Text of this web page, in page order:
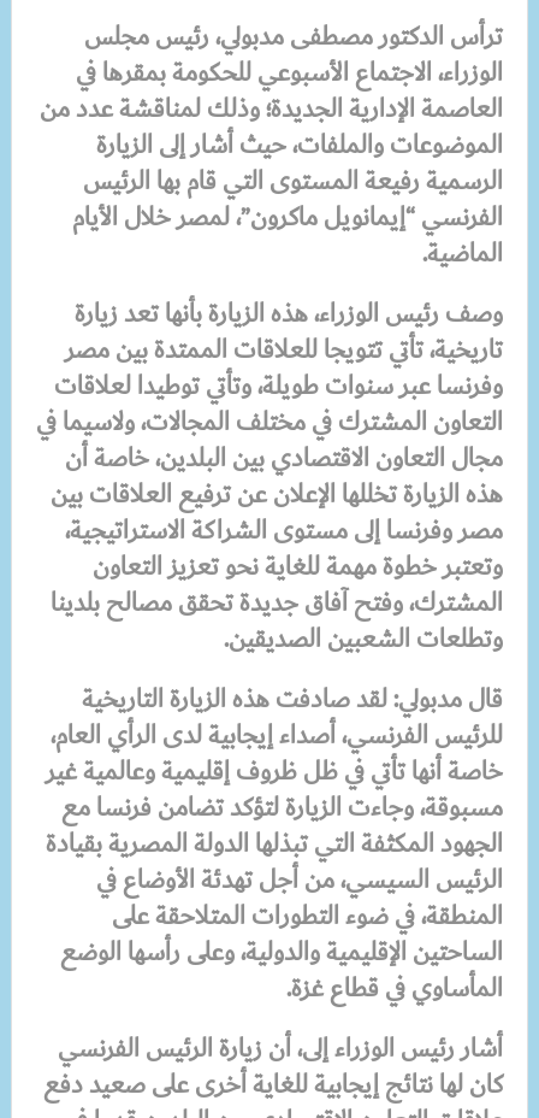
ترأس الدكتور مصطفى مدبولي، رئيس مجلس
الوزراء، الاجتماع الأسبوعي للحكومة بمقرها في
العاصمة الإدارية الجديدة؛ وذلك لمناقشة عدد من
الموضوعات والملفات، حيث أشار إلى الزيارة
الرسمية رفيعة المستوى التي قام بها الرئيس
الفرنسي “إيمانويل ماكرون”، لمصر خلال الأيام
الماضية.
وصف رئيس الوزراء، هذه الزيارة بأنها تعد زيارة
تاريخية، تأتي تتويجا للعلاقات الممتدة بين مصر
وفرنسا عبر سنوات طويلة، وتأتي توطيدا لعلاقات
التعاون المشترك في مختلف المجالات، ولاسيما في
مجال التعاون الاقتصادي بين البلدين، خاصة أن
هذه الزيارة تخللها الإعلان عن ترفيع العلاقات بين
مصر وفرنسا إلى مستوى الشراكة الاستراتيجية،
وتعتبر خطوة مهمة للغاية نحو تعزيز التعاون
المشترك، وفتح آفاق جديدة تحقق مصالح بلدينا
وتطلعات الشعبين الصديقين.
قال مدبولي: لقد صادفت هذه الزيارة التاريخية
للرئيس الفرنسي، أصداء إيجابية لدى الرأي العام،
خاصة أنها تأتي في ظل ظروف إقليمية وعالمية غير
مسبوقة، وجاءت الزيارة لتؤكد تضامن فرنسا مع
الجهود المكثفة التي تبذلها الدولة المصرية بقيادة
الرئيس السيسي، من أجل تهدئة الأوضاع في
المنطقة، في ضوء التطورات المتلاحقة على
الساحتين الإقليمية والدولية، وعلى رأسها الوضع
المأساوي في قطاع غزة.
أشار رئيس الوزراء إلى، أن زيارة الرئيس الفرنسي
كان لها نتائج إيجابية للغاية أخرى على صعيد دفع